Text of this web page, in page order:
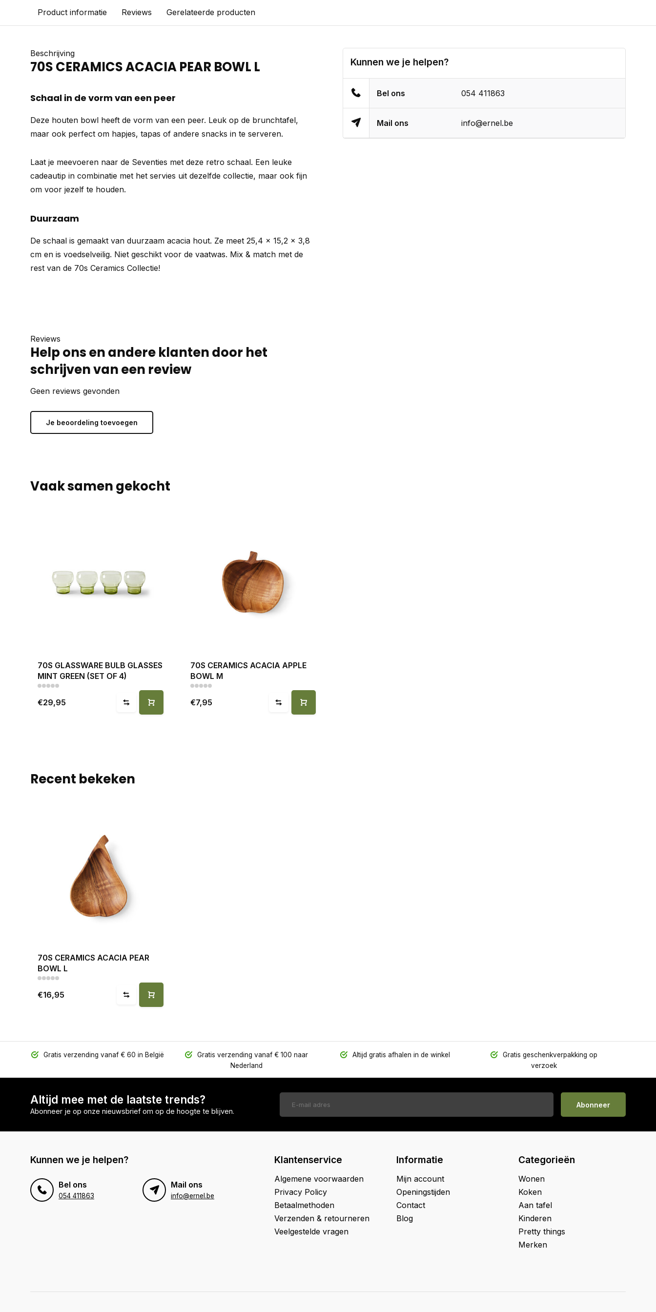
Product informatie Reviews Gerelateerde producten
Beschrijving
70S CERAMICS ACACIA PEAR BOWL L
Schaal in de vorm van een peer
Deze houten bowl heeft de vorm van een peer. Leuk op de brunchtafel,
maar ook perfect om hapjes, tapas of andere snacks in te serveren.
Laat je meevoeren naar de Seventies met deze retro schaal. Een leuke
cadeautip in combinatie met het servies uit dezelfde collectie, maar ook fijn
om voor jezelf te houden.
Duurzaam
De schaal is gemaakt van duurzaam acacia hout. Ze meet 25,4 x 15,2 x 3,8
cm en is voedselveilig. Niet geschikt voor de vaatwas. Mix & match met de
rest van de 70s Ceramics Collectie!
Kunnen we je helpen?
Bel ons 054 411863
Mail ons info@ernel.be
Reviews
Help ons en andere klanten door het
schrijven van een review
Geen reviews gevonden
Je beoordeling toevoegen
Vaak samen gekocht
70S GLASSWARE BULB GLASSES
MINT GREEN (SET OF 4)
€29,95
70S CERAMICS ACACIA APPLE
BOWL M
€7,95
Recent bekeken
70S CERAMICS ACACIA PEAR
BOWL L
€16,95
Gratis verzending vanaf € 60 in België
Gratis verzending vanaf € 100 naar
Nederland
Altijd gratis afhalen in de winkel
Gratis geschenkverpakking op
verzoek
Altijd mee met de laatste trends?
Abonneer je op onze nieuwsbrief om op de hoogte te blijven.
Abonneer
Kunnen we je helpen?
Bel ons
054 411863
Mail ons
info@ernel.be
Klantenservice
Algemene voorwaarden
Privacy Policy
Betaalmethoden
Verzenden & retourneren
Veelgestelde vragen
Informatie
Mijn account
Openingstijden
Contact
Blog
Categorieën
Wonen
Koken
Aan tafel
Kinderen
Pretty things
Merken